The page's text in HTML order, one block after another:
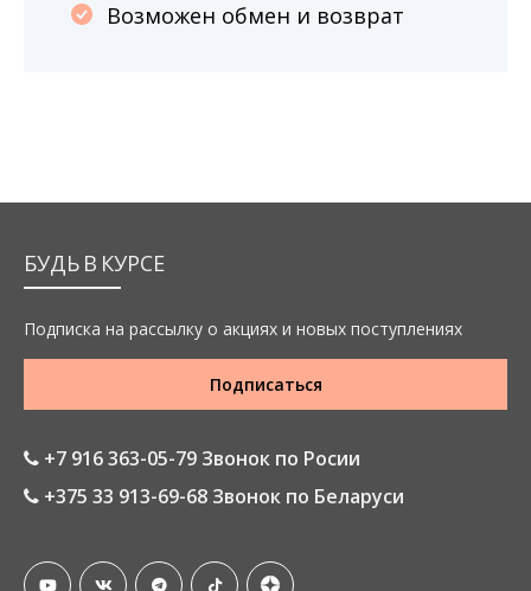
Возможен обмен и возврат
БУДЬ В КУРСЕ
Подписка на рассылку о акциях и новых поступлениях
Подписаться
+7 916 363-05-79 Звонок по Росии
+375 33 913-69-68 Звонок по Беларуси